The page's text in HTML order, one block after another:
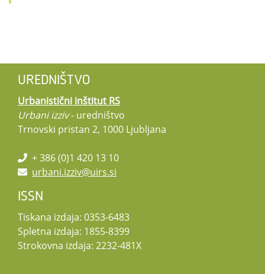
UREDNIŠTVO
Urbanistični inštitut RS
Urbani izziv- uredništvo
Trnovski pristan 2, 1000 Ljubljana
+ 386 (0)1 420 13 10
urbani.izziv@uirs.si
ISSN
Tiskana izdaja: 0353-6483
Spletna izdaja: 1855-8399
Strokovna izdaja: 2232-481X